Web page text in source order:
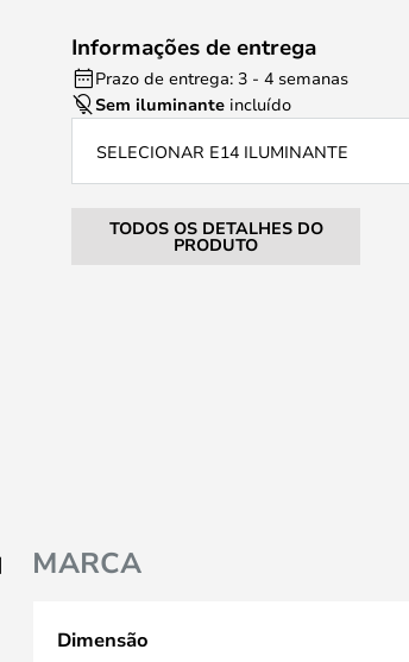
Informações de entrega
Prazo de entrega: 3 - 4 semanas
Sem iluminante incluído
SELECIONAR E14 ILUMINANTE
TODOS OS DETALHES DO
PRODUTO
MARCA
Dimensão